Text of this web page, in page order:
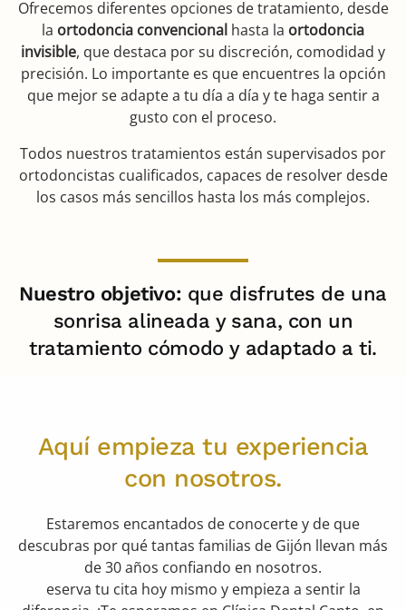
Ofrecemos diferentes opciones de tratamiento, desde
la ortodoncia convencional hasta la ortodoncia
invisible, que destaca por su discreción, comodidad y
precisión. Lo importante es que encuentres la opción
que mejor se adapte a tu día a día y te haga sentir a
gusto con el proceso.
Todos nuestros tratamientos están supervisados por
ortodoncistas cualificados, capaces de resolver desde
los casos más sencillos hasta los más complejos.
Nuestro objetivo: que disfrutes de una
sonrisa alineada y sana, con un
tratamiento cómodo y adaptado a ti.
Aquí empieza tu experiencia
con nosotros.
Estaremos encantados de conocerte y de que
descubras por qué tantas familias de Gijón llevan más
de 30 años confiando en nosotros.
eserva tu cita hoy mismo y empieza a sentir la